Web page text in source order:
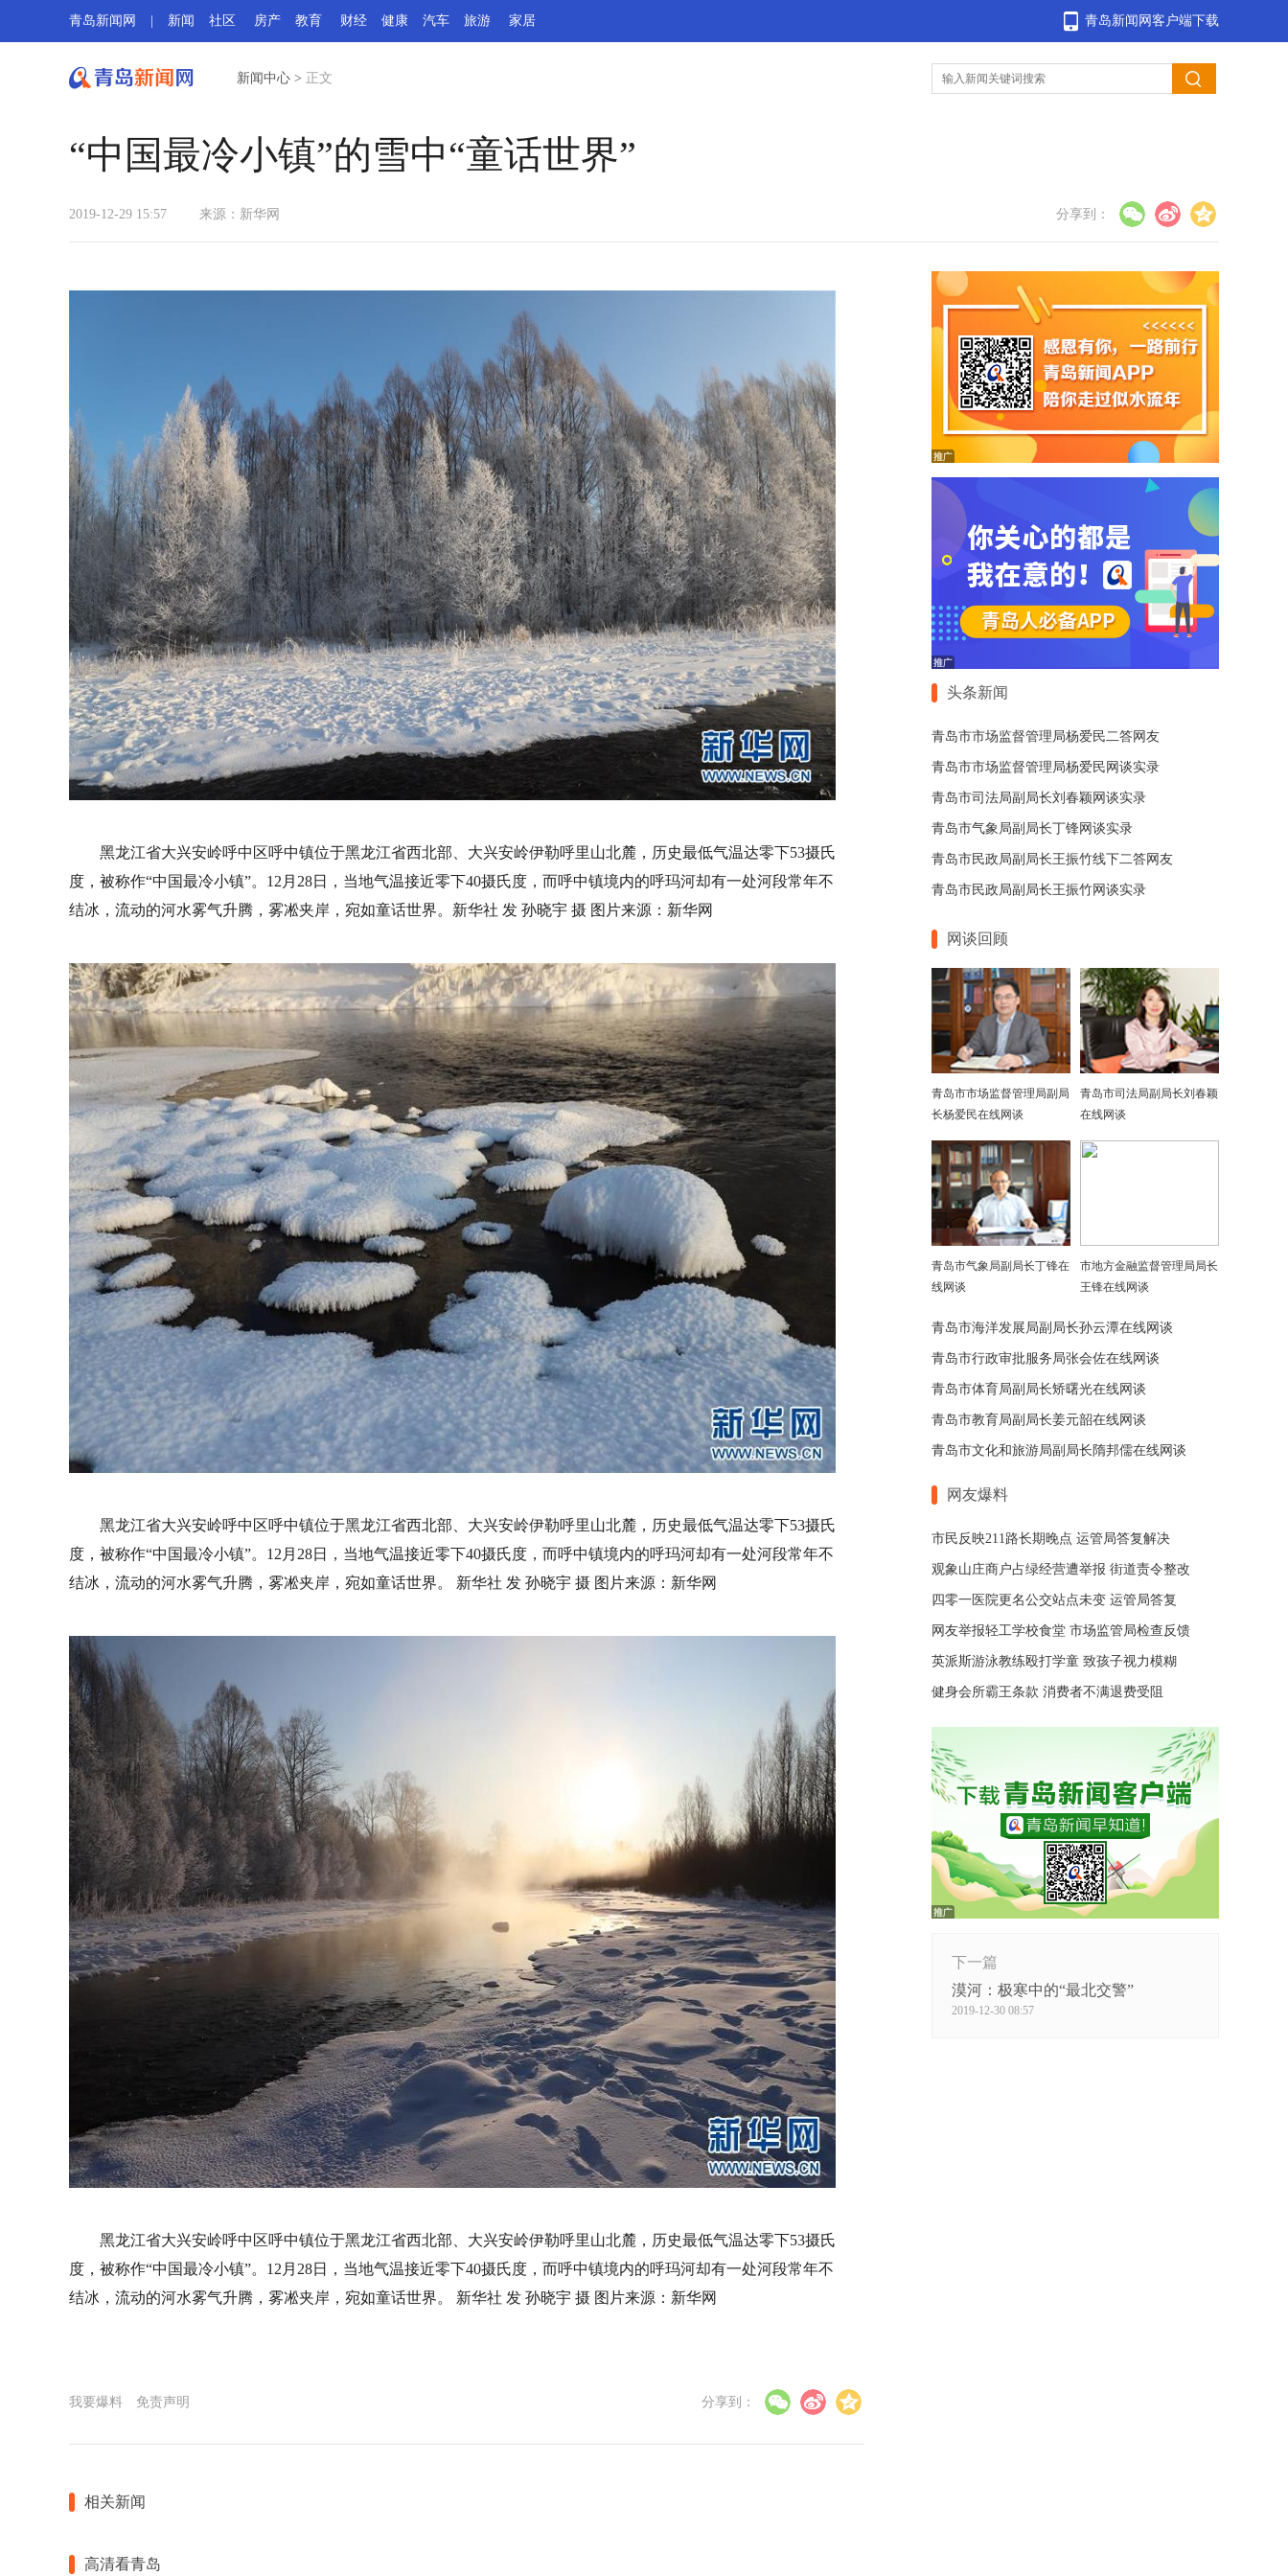
青岛新闻网客户端下载
青岛新闻网 新闻 社区 房产 教育 财经 健康 汽车 旅游 家居
新闻中心 > 正文
“中国最冷小镇”的雪中“童话世界”
2019-12-29 15:57 来源：新华网 分享到：
黑龙江省大兴安岭呼中区呼中镇位于黑龙江省西北部、大兴安岭伊勒呼里山北麓，历史最低气温达零下53摄氏
度，被称作“中国最冷小镇”。12月28日，当地气温接近零下40摄氏度，而呼中镇境内的呼玛河却有一处河段常年不
结冰，流动的河水雾气升腾，雾凇夹岸，宛如童话世界。新华社 发 孙晓宇 摄 图片来源：新华网
黑龙江省大兴安岭呼中区呼中镇位于黑龙江省西北部、大兴安岭伊勒呼里山北麓，历史最低气温达零下53摄氏
度，被称作“中国最冷小镇”。12月28日，当地气温接近零下40摄氏度，而呼中镇境内的呼玛河却有一处河段常年不
结冰，流动的河水雾气升腾，雾凇夹岸，宛如童话世界。 新华社 发 孙晓宇 摄 图片来源：新华网
黑龙江省大兴安岭呼中区呼中镇位于黑龙江省西北部、大兴安岭伊勒呼里山北麓，历史最低气温达零下53摄氏
度，被称作“中国最冷小镇”。12月28日，当地气温接近零下40摄氏度，而呼中镇境内的呼玛河却有一处河段常年不
结冰，流动的河水雾气升腾，雾凇夹岸，宛如童话世界。 新华社 发 孙晓宇 摄 图片来源：新华网
我要爆料 免责声明 分享到：
相关新闻
高清看青岛
头条新闻
青岛市市场监督管理局杨爱民二答网友
青岛市市场监督管理局杨爱民网谈实录
青岛市司法局副局长刘春颖网谈实录
青岛市气象局副局长丁锋网谈实录
青岛市民政局副局长王振竹线下二答网友
青岛市民政局副局长王振竹​网谈实录
网谈回顾
青岛市市场监督管理局副局
长杨爱民在线网谈
青岛市司法局副局长刘春颖
在线网谈
青岛市气象局副局长丁锋在
线网谈
市地方金融监督管理局局长
王锋在线网谈
青岛市海洋发展局副局长孙云潭在线网谈
青岛市行政审批服务局张会佐在线网谈
青岛市体育局副局长矫曙光在线网谈
青岛市教育局副局长姜元韶在线网谈
青岛市文化和旅游局副局长隋邦儒在线网谈
网友爆料
市民反映211路长期晚点 运管局答复解决
观象山庄商户占绿经营遭举报 街道责令整改
四零一医院更名公交站点未变 运管局答复
网友举报轻工学校食堂 市场监管局检查反馈
英派斯游泳教练殴打学童 致孩子视力模糊
健身会所霸王条款 消费者不满退费受阻
下一篇
漠河：极寒中的“最北交警”
2019-12-30 08:57